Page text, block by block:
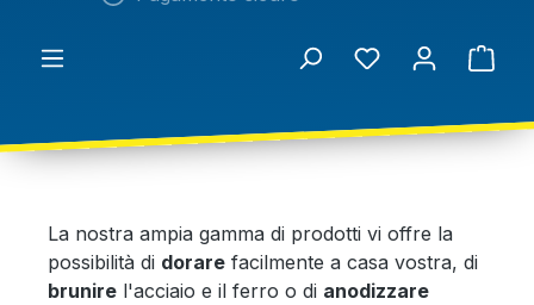
La nostra ampia gamma di prodotti vi offre la
possibilità di dorare facilmente a casa vostra, di
brunire l'acciaio e il ferro o di anodizzare